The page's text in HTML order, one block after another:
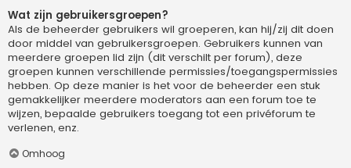
Wat zijn gebruikersgroepen?
Als de beheerder gebruikers wil groeperen, kan hij/zij dit doen
door middel van gebruikersgroepen. Gebruikers kunnen van
meerdere groepen lid zijn (dit verschilt per forum), deze
groepen kunnen verschillende permissies/toegangspermissies
hebben. Op deze manier is het voor de beheerder een stuk
gemakkelijker meerdere moderators aan een forum toe te
wijzen, bepaalde gebruikers toegang tot een privéforum te
verlenen, enz.
Omhoog